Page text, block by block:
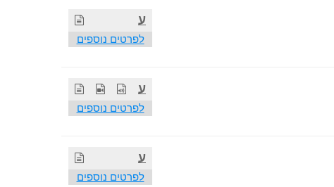
ע
לפרטים נוספים
ע
לפרטים נוספים
ע
לפרטים נוספים